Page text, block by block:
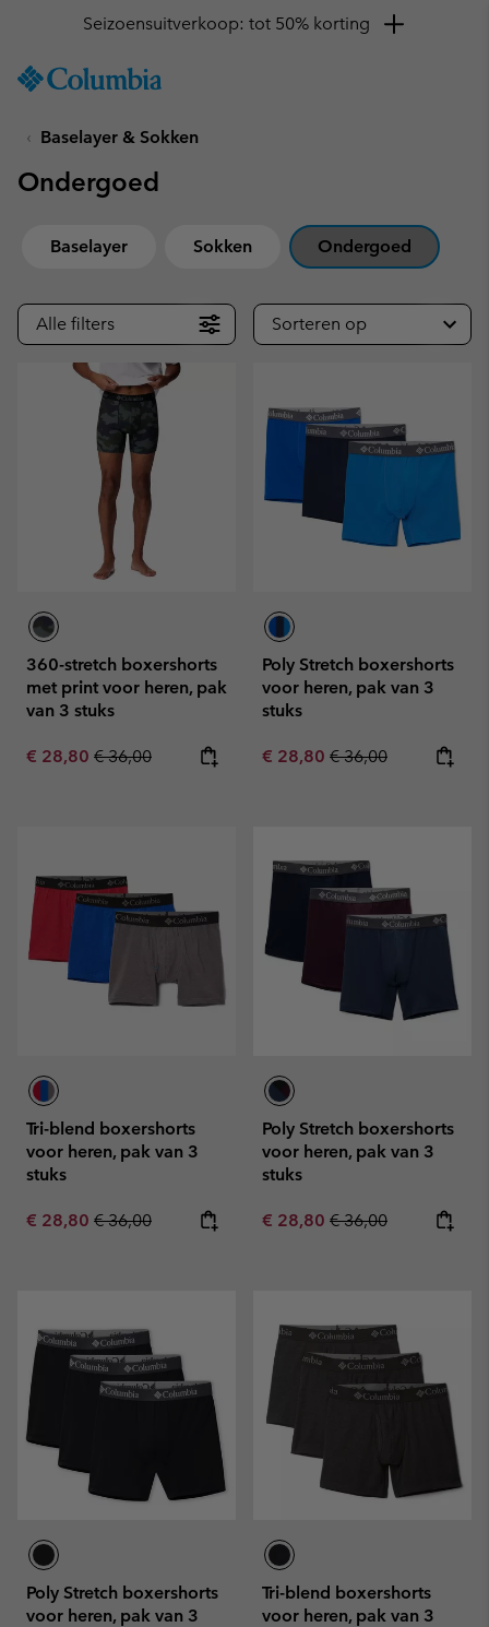
TO
SKIP
MAIN
SKIP
Seizoensuitverkoop: tot 50% korting
Baselayer & Sokken
Ondergoed
Baselayer Sokken Ondergoed
Alle filters Sorteren op
360-stretch boxershorts
met print voor heren, pak
van 3 stuks
Sale price:
€ 28,80 Regular price:
€ 36,00
Poly Stretch boxershorts
voor heren, pak van 3
stuks
Sale price:
€ 28,80 Regular price:
€ 36,00
Tri-blend boxershorts
voor heren, pak van 3
stuks
Sale price:
€ 28,80 Regular price:
€ 36,00
Poly Stretch boxershorts
voor heren, pak van 3
stuks
Sale price:
€ 28,80 Regular price:
€ 36,00
Poly Stretch boxershorts
voor heren, pak van 3
Tri-blend boxershorts
voor heren, pak van 3